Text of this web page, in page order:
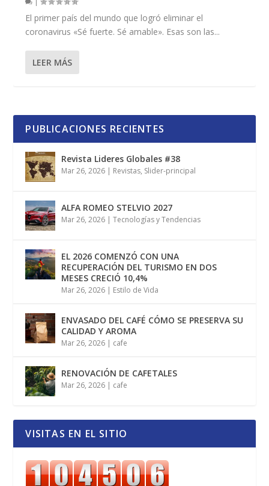
El primer país del mundo que logró eliminar el
coronavirus «Sé fuerte. Sé amable». Esas son las...
LEER MÁS
PUBLICACIONES RECIENTES
Revista Lideres Globales #38
Mar 26, 2026 | Revistas, Slider-principal
ALFA ROMEO STELVIO 2027
Mar 26, 2026 |Tecnologías y Tendencias
EL 2026 COMENZÓ CON UNA
RECUPERACIÓN DEL TURISMO EN DOS
MESES CRECIÓ 10,4%
Mar 26, 2026 | Estilo de Vida
ENVASADO DEL CAFÉ CÓMO SE PRESERVA SU
CALIDAD Y AROMA
Mar 26, 2026 | cafe
RENOVACIÓN DE CAFETALES
Mar 26, 2026 | cafe
VISITAS EN EL SITIO